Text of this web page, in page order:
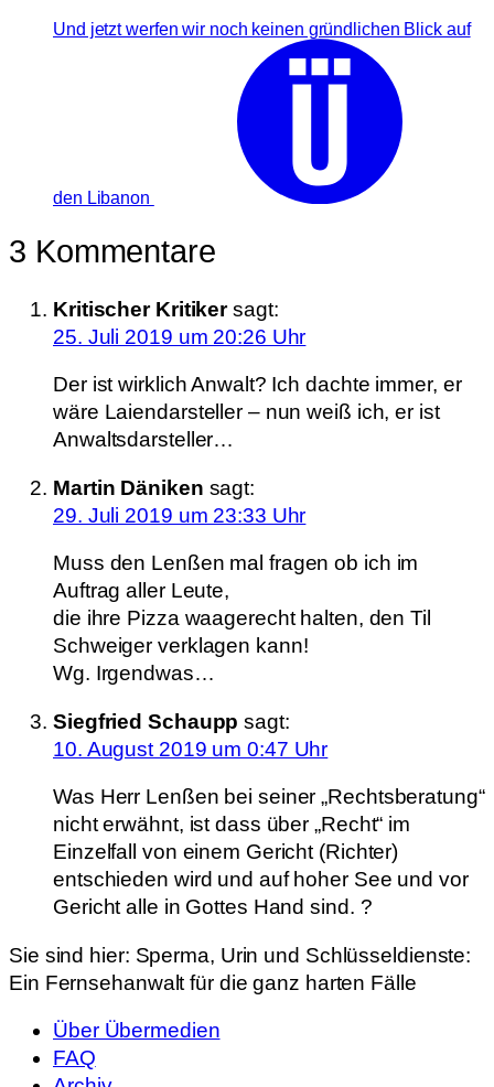
Und jetzt werfen wir noch keinen gründlichen Blick auf
den Libanon
3 Kommentare
Kritischer Kritiker sagt:
25. Juli 2019 um 20:26 Uhr
Der ist wirklich Anwalt? Ich dachte immer, er
wäre Laiendarsteller – nun weiß ich, er ist
Anwaltsdarsteller…
Martin Däniken sagt:
29. Juli 2019 um 23:33 Uhr
Muss den Lenßen mal fragen ob ich im
Auftrag aller Leute,
die ihre Pizza waagerecht halten, den Til
Schweiger verklagen kann!
Wg. Irgendwas…
Siegfried Schaupp sagt:
10. August 2019 um 0:47 Uhr
Was Herr Lenßen bei seiner „Rechtsberatung“
nicht erwähnt, ist dass über „Recht“ im
Einzelfall von einem Gericht (Richter)
entschieden wird und auf hoher See und vor
Gericht alle in Gottes Hand sind. ?
Sie sind hier: Sperma, Urin und Schlüsseldienste:
Ein Fernsehanwalt für die ganz harten Fälle
Über Übermedien
FAQ